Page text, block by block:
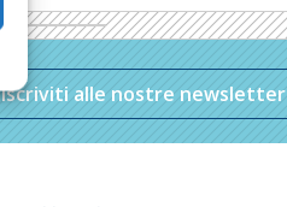
Iscriviti alle nostre newsletter